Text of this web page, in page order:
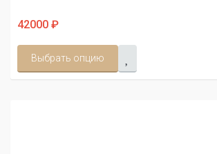
42000 ₽
Выбрать опцию